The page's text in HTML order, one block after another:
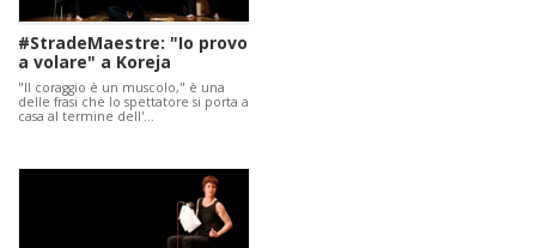
#StradeMaestre: "Io provo
a volare" a Koreja
"Il coraggio è un muscolo," è una
delle frasi che lo spettatore si porta a
casa al termine dell'…